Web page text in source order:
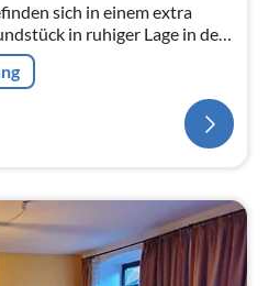
sich in einem extra
in ruhiger Lage in dem
von Stralsund.